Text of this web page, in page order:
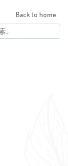
Back to home